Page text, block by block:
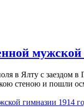
в Ялту с заездом
стеною и пошли
гимназии 1914